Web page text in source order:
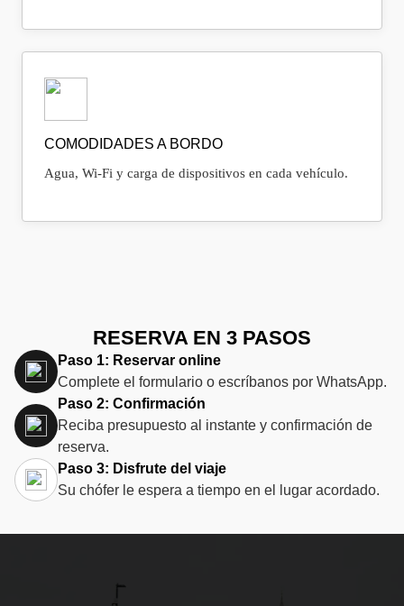
COMODIDADES A BORDO
Agua, Wi‑Fi y carga de dispositivos en cada vehículo.
RESERVA EN 3 PASOS
Paso 1: Reservar online
Complete el formulario o escríbanos por WhatsApp.
Paso 2: Confirmación
Reciba presupuesto al instante y confirmación de
reserva.
Paso 3: Disfrute del viaje
Su chófer le espera a tiempo en el lugar acordado.